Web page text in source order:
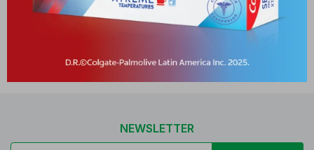
10027310-10027310
NEWSLETTER